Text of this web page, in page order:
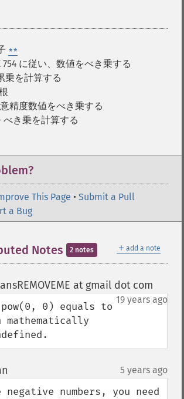
**
754 に従い、数値をべき乗する
乗を計算する
精度数値をべき乗する
べき乗を計算する
This Page • Submit a Pull
a Bug
＋ add a note
Notes 2 notes
at gmail dot com
19 years ago
0) equals to
mathematically
5 years ago
numbers, you need